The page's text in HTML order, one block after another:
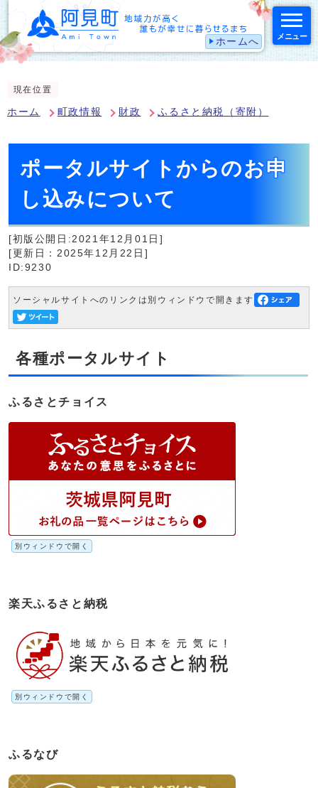
ホームへ メニュー
現在位置
ホーム 町政情報 財政 ふるさと納税（寄附）
ポータルサイトからのお申
し込みについて
[初版公開日:2021年12月01日]
[更新日：2025年12月22日]
ID:9230
ソーシャルサイトへのリンクは別ウィンドウで開きます
各種ポータルサイト
ふるさとチョイス
別ウィンドウで開く
楽天ふるさと納税
別ウィンドウで開く
ふるなび